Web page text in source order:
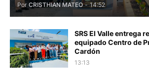
Por CRISTHIAN MATEO - 14:52
SRS El Valle entrega
equipado Centro de
Cardón
13:13